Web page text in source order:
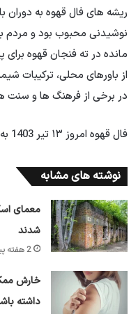
ریشه های فال قهوه به دوران
نوشیدنی محبوب بود و مردم به
مانده در ته فنجان قهوه
از باورهای محلی، ترکیبات
در برخی از فرهنگ ها و سنت
فال قهوه امروز ۱۳ تیر 1403 به شرح زیر است:
نوشته های مشابه
معمای
شدند
2 هفته پیش
خارش
داشته